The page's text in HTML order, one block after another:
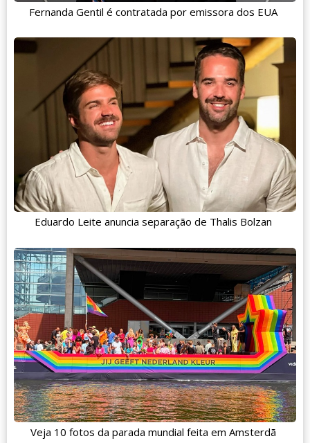
Fernanda Gentil é contratada por emissora dos EUA
Eduardo Leite anuncia separação de Thalis Bolzan
Veja 10 fotos da parada mundial feita em Amsterdã